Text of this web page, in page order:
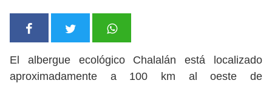
El albergue ecológico Chalalán está localizado
aproximadamente a 100 km al oeste de